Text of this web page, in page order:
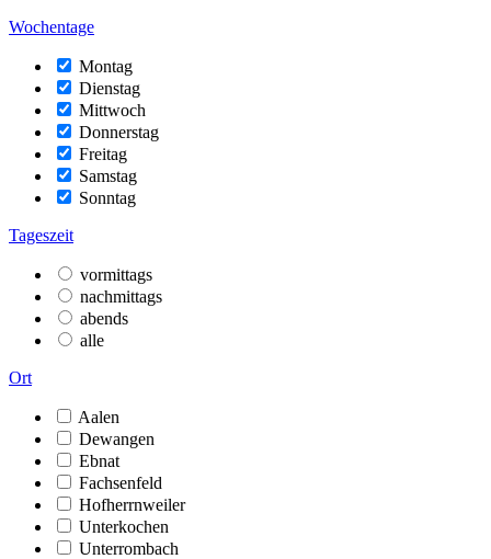
Wochentage
Montag
Dienstag
Mittwoch
Donnerstag
Freitag
Samstag
Sonntag
Tageszeit
vormittags
nachmittags
abends
alle
Ort
Aalen
Dewangen
Ebnat
Fachsenfeld
Hofherrnweiler
Unterkochen
Unterrombach